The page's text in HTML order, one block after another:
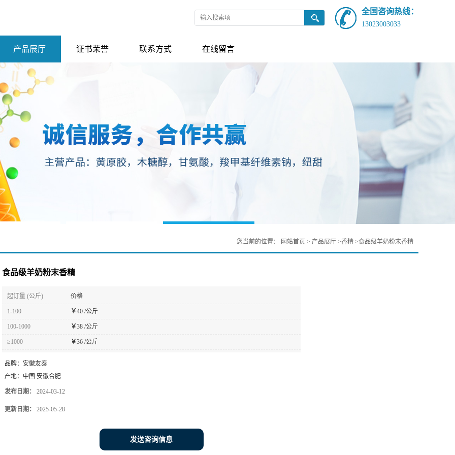
全国咨询热线：
13023003033
产品展厅 证书荣誉 联系方式 在线留言
您当前的位置： 网站首页 > 产品展厅 >香精 >食品级羊奶粉末香精
食品级羊奶粉末香精
起订量 (公斤) 价格
1-100 ￥40 /公斤
100-1000 ￥38 /公斤
≥1000 ￥36 /公斤
品牌： 安徽友泰
产地： 中国 安徽合肥
发布日期： 2024-03-12
更新日期： 2025-05-28
发送咨询信息